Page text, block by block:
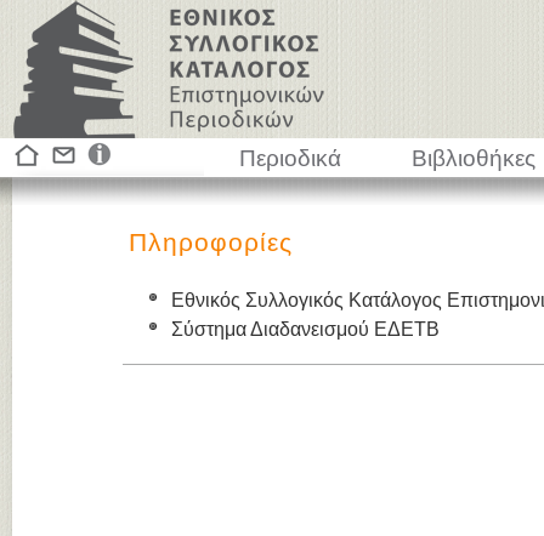
Περιοδικά Βιβλιοθήκες
Πληροφορίες
Εθνικός Συλλογικός Κατάλογος
Σύστημα Διαδανεισμού ΕΔΕΤΒ